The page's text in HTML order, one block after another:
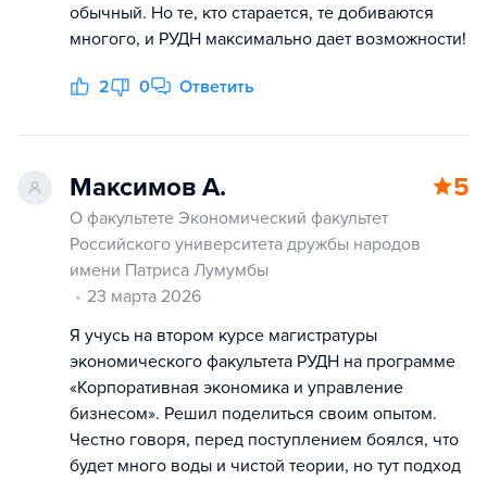
обычный. Но те, кто старается, те добиваются
многого, и РУДН максимально дает возможности!
2 0 Ответить
Максимов А. 5
О факультете Экономический факультет
Российского университета дружбы народов
имени Патриса Лумумбы
23 марта 2026
Я учусь на втором курсе магистратуры
экономического факультета РУДН на программе
«Корпоративная экономика и управление
бизнесом». Решил поделиться своим опытом.
Честно говоря, перед поступлением боялся, что
будет много воды и чистой теории, но тут подход